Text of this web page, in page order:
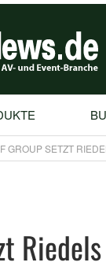
GROUP SETZT